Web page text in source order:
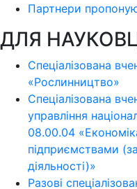
Партнери
ДЛЯ
Спеціалізована
«Рослинництво»
Спеціалізована
управління
08.00.04
підприємствами
діяльності)»
Разові